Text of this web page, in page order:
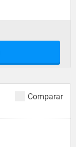
Comparar